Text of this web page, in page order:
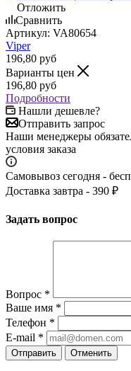
Отложить
Сравнить
Артикул: VA80654
Viper
196,80 руб
Варианты цен
196,80 руб
Подробности
Нашли дешевле?
Отправить запрос
Наши менеджеры
условия заказа
Самовывоз сегодня -
Доставка завтра - 390 ₽
Задать вопрос
Вопрос *
Ваше имя *
Телефон *
E-mail *
Отправить Отменить